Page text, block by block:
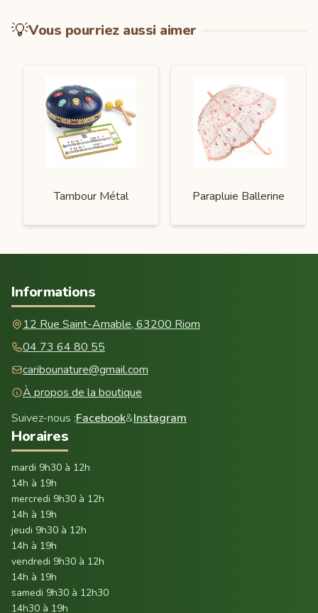
💡Vous pourriez aussi aimer
Tambour Métal Parapluie Ballerine
Informations
12 Rue Saint-Amable, 63200 Riom
04 73 64 80 55
caribounature@gmail.com
À propos de la boutique
Suivez-nous :Facebook&Instagram
Horaires
mardi 9h30 à 12h
14h à 19h
mercredi 9h30 à 12h
14h à 19h
jeudi 9h30 à 12h
14h à 19h
vendredi 9h30 à 12h
14h à 19h
samedi 9h30 à 12h30
14h30 à 19h